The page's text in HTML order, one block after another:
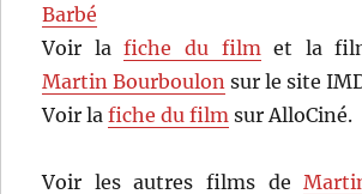
Barbé
Voir lafiche du filmet la
Martin Bourboulon sur le site
Voir lafiche du film sur AlloCiné.
Voir les autres films de